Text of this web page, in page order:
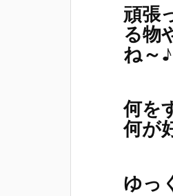
頑張
る物
ね～♪
何を
何が
ゆっ